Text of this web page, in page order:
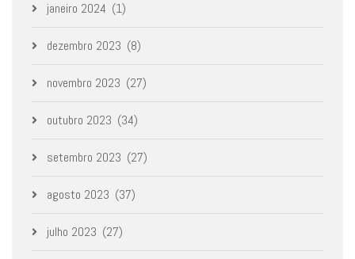
janeiro 2024 (1)
dezembro 2023 (8)
novembro 2023 (27)
outubro 2023 (34)
setembro 2023 (27)
agosto 2023 (37)
julho 2023 (27)